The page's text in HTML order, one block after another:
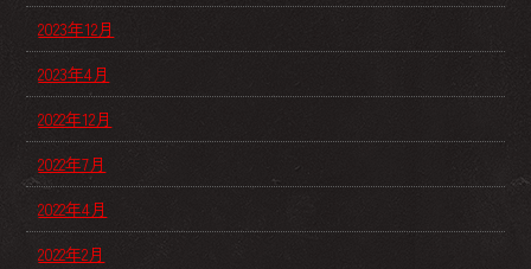
2023年12月
2023年4月
2022年12月
2022年7月
2022年4月
2022年2月